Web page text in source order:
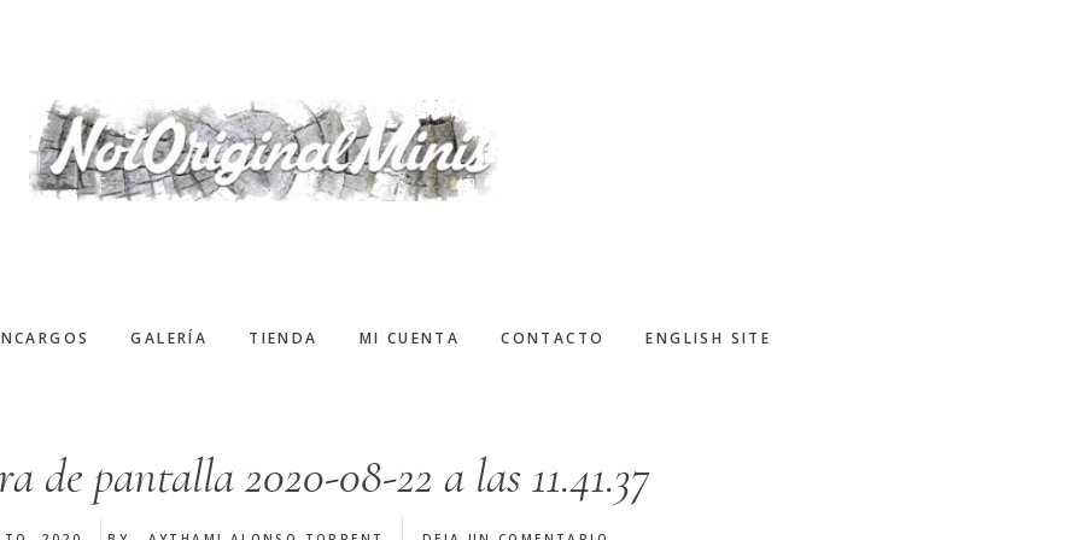
GALERÍA TIENDA MI CUENTA CONTACTO ENGLISH SITE
de pantalla 2020-08-22 a las 11.41.37